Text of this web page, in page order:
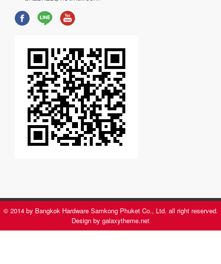
© 2014 by Bangkok Hardware Samkong Phuket Co., Ltd. all right reserved.
Design by galaxytheme.net